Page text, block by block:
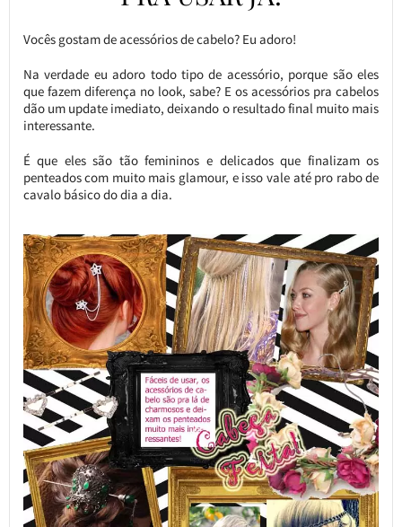
Vocês gostam de acessórios de cabelo? Eu adoro!
Na verdade eu adoro todo tipo de acessório, porque são eles
que fazem diferença no look, sabe? E os acessórios pra cabelos
dão um update imediato, deixando o resultado final muito mais
interessante.
É que eles são tão femininos e delicados que finalizam os
penteados com muito mais glamour, e isso vale até pro rabo de
cavalo básico do dia a dia.